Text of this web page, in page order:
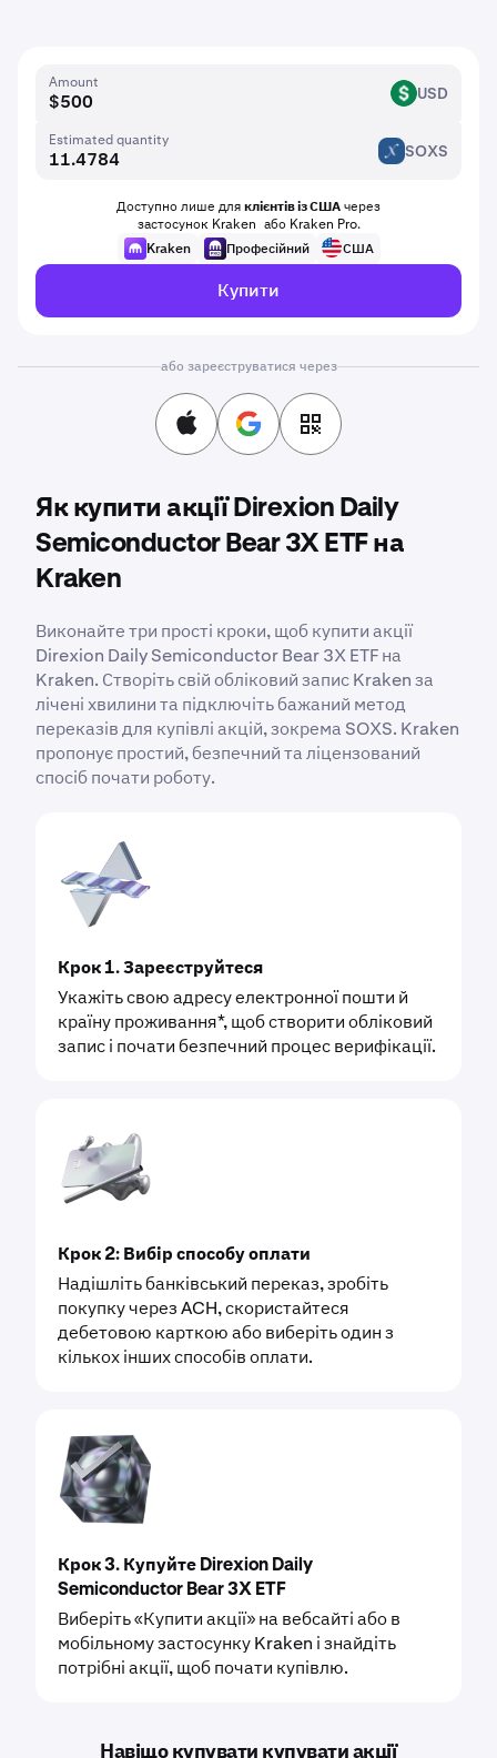
Amount
USD USD
Estimated quantity
SOXS SOXS
Доступно лише дляклієнтів із СШАчерез
застосунок Kraken або Kraken Pro.
Kraken
Професійний США
Купити
або зареєструватися через
Як купити акції Direxion Daily
Semiconductor Bear 3X ETF на
Kraken
Виконайте три прості кроки, щоб купити акції
Direxion Daily Semiconductor Bear 3X ETF на
Kraken. Створіть свій обліковий запис Kraken за
лічені хвилини та підключіть бажаний метод
переказів для купівлі акцій, зокрема SOXS. Kraken
пропонує простий, безпечний та ліцензований
спосіб почати роботу.
Крок 1. Зареєструйтеся
Укажіть свою адресу електронної пошти й
країну проживання*, щоб створити обліковий
запис і почати безпечний процес верифікації.
Крок 2: Вибір способу оплати
Надішліть банківський переказ, зробіть
покупку через ACH, скористайтеся
дебетовою карткою або виберіть один з
кількох інших способів оплати.
Крок 3. Купуйте Direxion Daily
Semiconductor Bear 3X ETF
Виберіть «Купити акції» на вебсайті або в
мобільному застосунку Kraken і знайдіть
потрібні акції, щоб почати купівлю.
Навіщо купувати купувати акції